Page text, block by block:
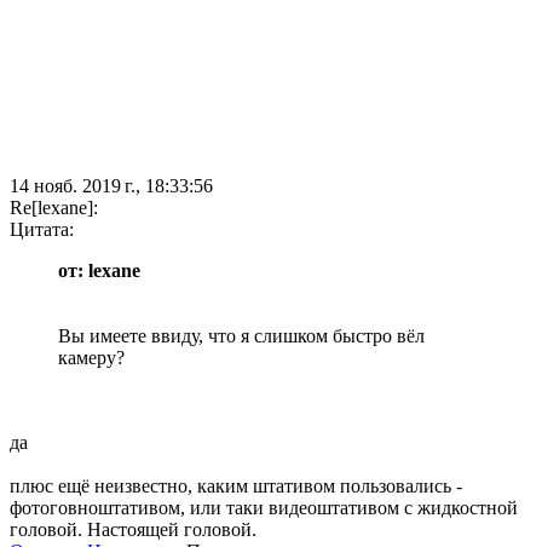
14 нояб. 2019 г., 18:33:56
Re[lexane]:
Цитата:
от: lexane
Вы имеете ввиду, что я слишком быстро вёл
камеру?
да
плюс ещё неизвестно, каким штативом пользовались -
фотоговноштативом, или таки видеоштативом с жидкостной
головой. Настоящей головой.